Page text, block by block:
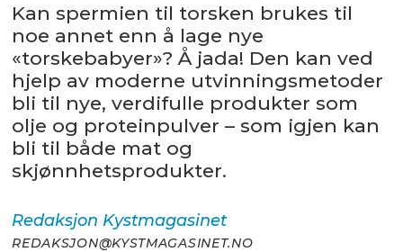
Kan spermien til torsken brukes til
noe annet enn å lage nye
«torskebabyer»? Å jada! Den kan ved
hjelp av moderne utvinningsmetoder
bli til nye, verdifulle produkter som
olje og proteinpulver – som igjen kan
bli til både mat og
skjønnhetsprodukter.
Redaksjon Kystmagasinet
REDAKSJON@KYSTMAGASINET.NO